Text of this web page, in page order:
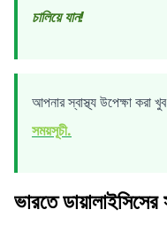
চালিয়ে যান!
আপনার স্বাস্থ্য উপেক্ষা করা
সময়সূচী.
ভারতে